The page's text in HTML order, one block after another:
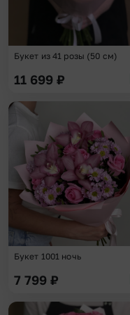
Букет из 41 розы (50 см)
11 699 ₽
Букет 1001 ночь
7 799 ₽